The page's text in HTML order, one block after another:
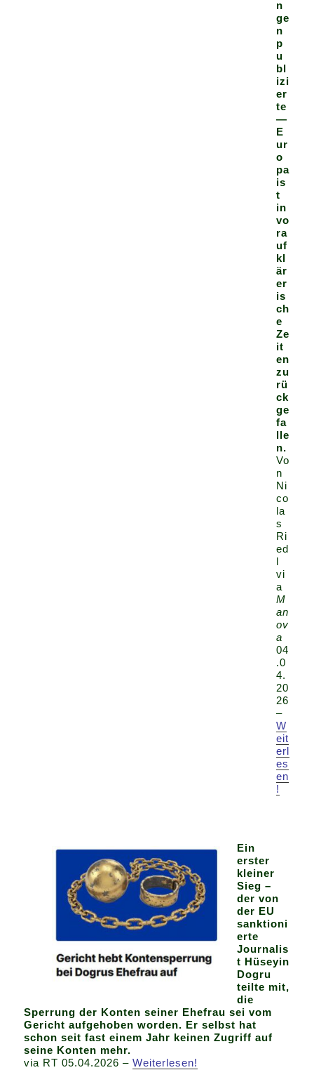
n
ge
n
p
u
bl
izi
er
te
—
E
ur
o
pa
is
t
in
vo
ra
uf
kl
är
er
is
ch
e
Ze
it
en
zu
rü
ck
ge
fa
lle
n.
Vo
n
Ni
co
la
s
Ri
ed
l
vi
a
M
an
ov
a
04
.0
4.
20
26
–
W
eit
erl
es
en
!
Ein
erster
kleiner
Sieg –
der von
der EU
sanktioni
erte
Journalis
t Hüseyin
Dogru
teilte mit,
die
Sperrung der Konten seiner Ehefrau sei vom
Gericht aufgehoben worden. Er selbst hat
schon seit fast einem Jahr keinen Zugriff auf
seine Konten mehr.
via RT 05.04.2026 –Weiterlesen!